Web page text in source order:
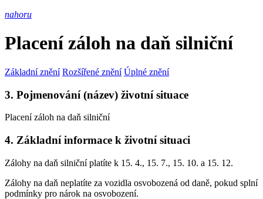
nahoru
Placení záloh na daň silniční
Základní znění Rozšířené znění Úplné znění
3. Pojmenování (název) životní situace
Placení záloh na daň silniční
4. Základní informace k životní situaci
Zálohy na daň silniční platíte k 15. 4., 15. 7., 15. 10. a 15. 12.
Zálohy na daň neplatíte za vozidla osvobozená od daně, pokud splní
podmínky pro nárok na osvobození.